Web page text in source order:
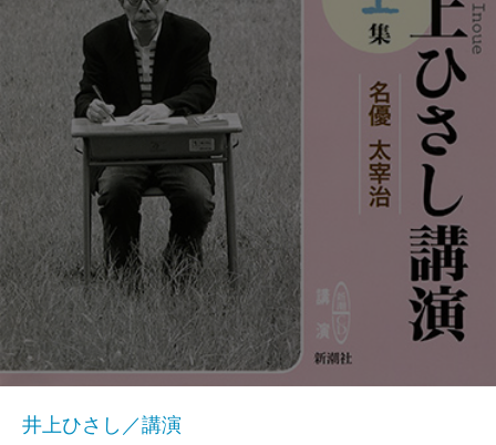
井上ひさし／講演